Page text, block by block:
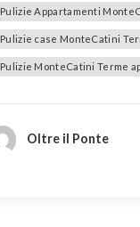
Pulizie Appartamenti
Pulizie case MonteCatini
Pulizie MonteCatini Terme
Oltre il Ponte